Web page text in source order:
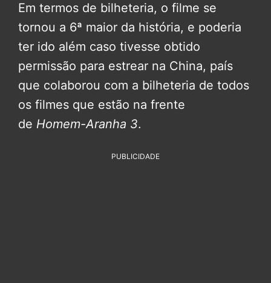
Em termos de bilheteria, o filme se
tornou a 6ª maior da história, e poderia
ter ido além caso tivesse obtido
permissão para estrear na China, país
que colaborou com a bilheteria de todos
os filmes que estão na frente
de Homem-Aranha 3.
PUBLICIDADE